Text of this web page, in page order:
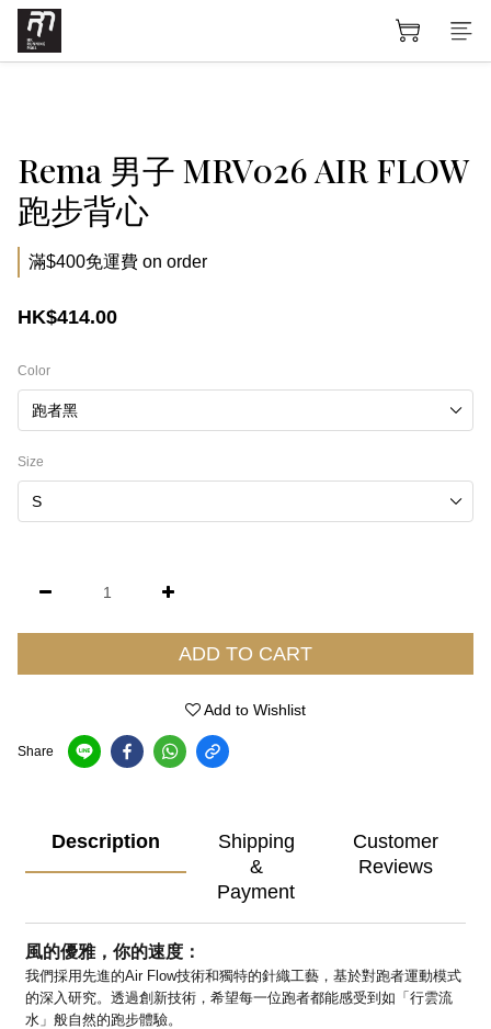
Rema 男子 MRV026 AIR FLOW
跑步背心
滿$400免運費 on order
HK$414.00
Color
Size
ADD TO CART
Add to Wishlist
Share
Description
Shipping
&
Payment
Customer
Reviews
風的優雅，你的速度：
我們採用先進的Air Flow技術和獨特的針織工藝，基於對跑者運動模式
的深入研究。透過創新技術，希望每一位跑者都能感受到如「行雲流
水」般自然的跑步體驗。